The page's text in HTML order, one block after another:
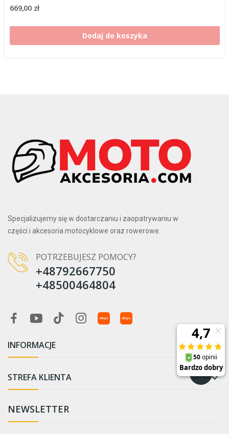
669,00 zł
Dodaj do koszyka
Specjalizujemy się w dostarczaniu i zaopatrywaniu w
części i akcesoria motocyklowe oraz rowerowe.
POTRZEBUJESZ POMOCY?
+48792667750
+48500464804
INFORMACJE 
STREFA KLIENTA 
NEWSLETTER